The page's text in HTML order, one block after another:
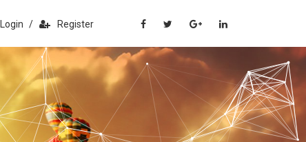
Login / Register